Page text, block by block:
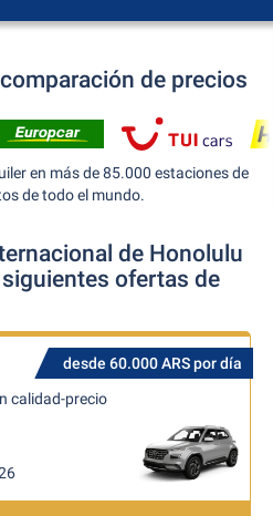
de precios
en más de 85.000 estaciones de
de todo el mundo.
de Honolulu
ofertas de
desde 60.000 ARS por día
calidad-precio